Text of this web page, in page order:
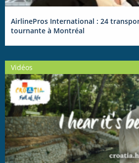
AirlinePros International : 24
tournante à Montréal
Vidéos